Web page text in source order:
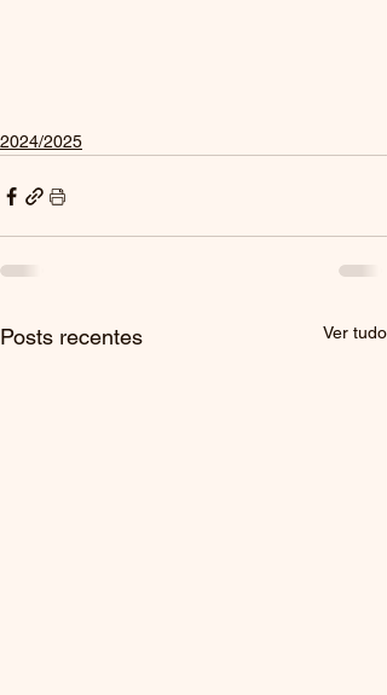
2024/2025
Posts recentes Ver tudo